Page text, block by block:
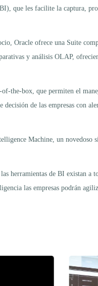
que les facilite la captura,
Oracle ofrece una Suite
y análisis OLAP,
the-box, que permiten el
de las empresas con
Machine, un novedoso
herramientas de BI existan a
las empresas podrán